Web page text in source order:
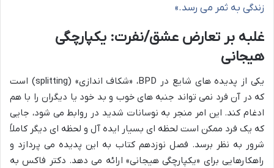
زندگی به ثمر می رسد.»
غلبه بر تعارض عشق/نفرت: یکپارچگی
هیجانی
یکی از پدیده های شایع در BPD، «شکاف اندازی» (splitting) است
که در آن فرد نمی تواند جنبه های خوب و بد خود یا دیگران را با هم
ادغام کند. این امر منجر به نوسانات شدید در روابط می شود، جایی
که یک فرد ممکن است لحظه ای بسیار ایده آل و لحظه ای دیگر کاملاً
شرور به نظر برسد. فصل نوزدهم کتاب به این پدیده می پردازد و
راهکارهایی برای «یکپارچگی هیجانی» ارائه می دهد. دکتر فاکس به